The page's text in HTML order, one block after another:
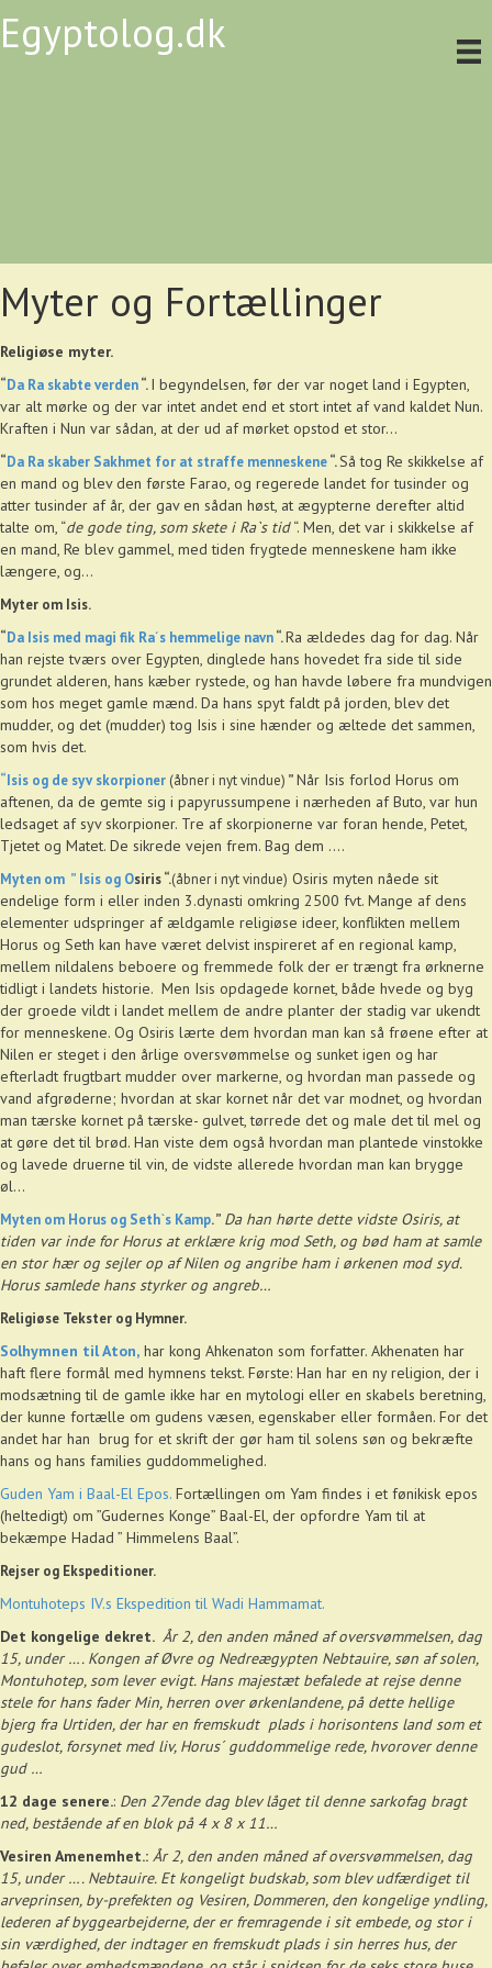
Egyptolog.dk
Myter og Fortællinger
Religiøse myter.
“Da Ra skabte verden“.I begyndelsen, før der var noget land i Egypten,
var alt mørke og der var intet andet end et stort intet af vand kaldet Nun.
Kraften i Nun var sådan, at der ud af mørket opstod et stor…
“Da Ra skaber Sakhmet for at straffe menneskene“.Så tog Re skikkelse af
en mand og blev den første Farao, og regerede landet for tusinder og
atter tusinder af år, der gav en sådan høst, at ægypterne derefter altid
talte om, “de gode ting, som skete i Ra`s tid“. Men, det var i skikkelse af
en mand, Re blev gammel, med tiden frygtede menneskene ham ikke
længere, og…
Myter om Isis.
“Da Isis med magi fik Ra´s hemmelige navn“.Ra ældedes dag for dag. Når
han rejste tværs over Egypten, dinglede hans hovedet fra side til side
grundet alderen, hans kæber rystede, og han havde løbere fra mundvigen
som hos meget gamle mænd. Da hans spyt faldt på jorden, blev det
mudder, og det (mudder) tog Isis i sine hænder og æltede det sammen,
som hvis det.
“Isis og de syv skorpioner (åbner i nyt vindue) ”Når Isis forlod Horus om
aftenen, da de gemte sig i papyrussumpene i nærheden af Buto, var hun
ledsaget af syv skorpioner. Tre af skorpionerne var foran hende, Petet,
Tjetet og Matet. De sikrede vejen frem. Bag dem ….
Myten om ” Isis og Osiris “.(åbner i nyt vindue) Osiris myten nåede sit
endelige form i eller inden 3.dynasti omkring 2500 fvt. Mange af dens
elementer udspringer af ældgamle religiøse ideer, konflikten mellem
Horus og Seth kan have været delvist inspireret af en regional kamp,
mellem nildalens beboere og fremmede folk der er trængt fra ørknerne
tidligt i landets historie. Men Isis opdagede kornet, både hvede og byg
der groede vildt i landet mellem de andre planter der stadig var ukendt
for menneskene. Og Osiris lærte dem hvordan man kan så frøene efter at
Nilen er steget i den årlige oversvømmelse og sunket igen og har
efterladt frugtbart mudder over markerne, og hvordan man passede og
vand afgrøderne; hvordan at skar kornet når det var modnet, og hvordan
man tærske kornet på tærske- gulvet, tørrede det og male det til mel og
at gøre det til brød. Han viste dem også hvordan man plantede vinstokke
og lavede druerne til vin, de vidste allerede hvordan man kan brygge
øl…
Myten om Horus og Seth`s Kamp. ” Da han hørte dette vidste Osiris, at
tiden var inde for Horus at erklære krig mod Seth, og bød ham at samle
en stor hær og sejler op af Nilen og angribe ham i ørkenen mod syd.
Horus samlede hans styrker og angreb…
Religiøse Tekster og Hymner.
Solhymnen til Aton, har kong Ahkenaton som forfatter. Akhenaten har
haft flere formål med hymnens tekst. Første: Han har en ny religion, der i
modsætning til de gamle ikke har en mytologi eller en skabels beretning,
der kunne fortælle om gudens væsen, egenskaber eller formåen. For det
andet har han brug for et skrift der gør ham til solens søn og bekræfte
hans og hans families guddommelighed.
Guden Yam i Baal-El Epos. Fortællingen om Yam findes i et fønikisk epos
(heltedigt) om ”Gudernes Konge” Baal-El, der opfordre Yam til at
bekæmpe Hadad ” Himmelens Baal”.
Rejser og Ekspeditioner.
Montuhoteps IV.s Ekspedition til Wadi Hammamat.
Det kongelige dekret. År 2, den anden måned af oversvømmelsen, dag
15, under …. Kongen af Øvre og Nedreægypten Nebtauire, søn af solen,
Montuhotep, som lever evigt. Hans majestæt befalede at rejse denne
stele for hans fader Min, herren over ørkenlandene, på dette hellige
bjerg fra Urtiden, der har en fremskudt plads i horisontens land som et
gudeslot, forsynet med liv, Horus´ guddommelige rede, hvorover denne
gud …
12 dage senere.: Den 27ende dag blev låget til denne sarkofag bragt
ned, bestående af en blok på 4 x 8 x 11…
Vesiren Amenemhet.: År 2, den anden måned af oversvømmelsen, dag
15, under …. Nebtauire. Et kongeligt budskab, som blev udfærdiget til
arveprinsen, by-prefekten og Vesiren, Dommeren, den kongelige yndling,
lederen af byggearbejderne, der er fremragende i sit embede, og stor i
sin værdighed, der indtager en fremskudt plads i sin herres hus, der